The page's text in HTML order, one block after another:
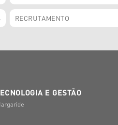
RECRUTAMENTO
E GESTÃO